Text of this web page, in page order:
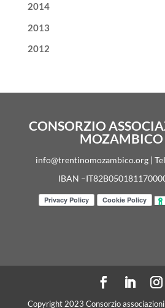
2014
2013
2012
CONSORZIO
info@trentinomozambico.org |
IBAN
Copyright 2023 Consorzio associazioni